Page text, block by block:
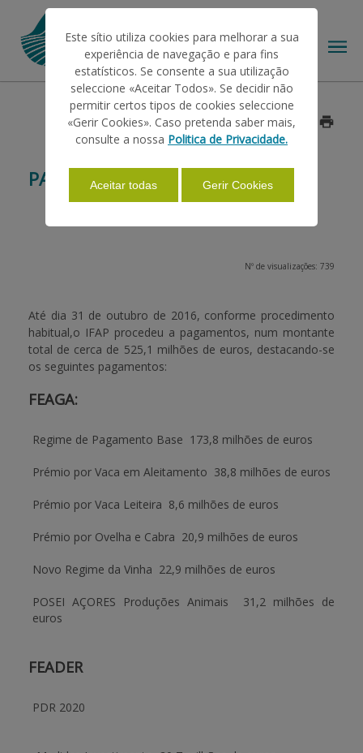
AJUDAS/APOIOS
INFORMAÇÕES
PAGAMENTOS
APOIO AO BENEFICIÁRIO
PAGAMENTOS OUTUBRO 2016
Data: 2016/10/31
Nº de visualizações: 739
Até dia 31 de outubro de 2016, conforme procedimento
habitual,o IFAP procedeu a pagamentos, num montante
total de cerca de 525,1 milhões de euros, destacando-se
os seguintes pagamentos:
FEAGA:
Regime de Pagamento Base  173,8 milhões de euros
Prémio por Vaca em Aleitamento  38,8 milhões de euros
Prémio por Vaca Leiteira  8,6 milhões de euros
Prémio por Ovelha e Cabra  20,9 milhões de euros
Novo Regime da Vinha  22,9 milhões de euros
POSEI AÇORES Produções Animais  31,2 milhões de
euros
FEADER
PDR 2020
Este sítio utiliza cookies para melhorar a sua
experiência de navegação e para fins
estatísticos. Se consente a sua utilização
seleccione «Aceitar Todos». Se decidir não
permitir certos tipos de cookies seleccione
«Gerir Cookies». Caso pretenda saber mais,
consulte a nossa Politica de Privacidade.
Aceitar todas Gerir Cookies